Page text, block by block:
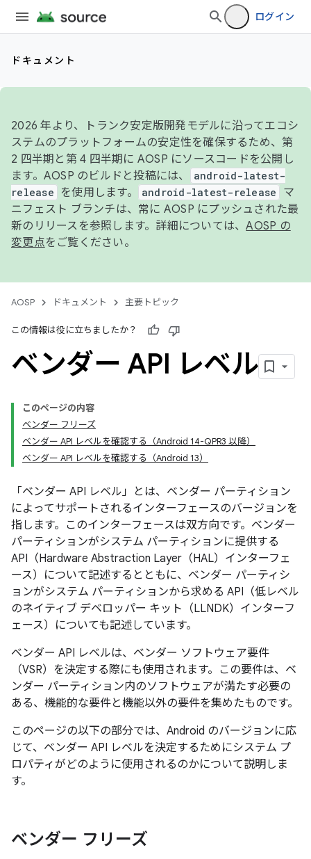
ログイン
ドキュメント
2026 年より、トランク安定版開発モデルに沿ってエコシ
ステムのプラットフォームの安定性を確保するため、第
2 四半期と第 4 四半期に AOSP にソースコードを公開し
ます。AOSP のビルドと投稿には、
android-latest-
release
を使用します。 android-latest-release
マ
ニフェスト ブランチは、常に AOSP にプッシュされた最
新のリリースを参照します。詳細については、AOSP の
変更点をご覧ください。
AOSP ドキュメント 主要トピック
この情報は役に立ちましたか？
ベンダー API レベル
このページの内容
ベンダー フリーズ
ベンダー API レベルを確認する（Android 14-QPR3 以降）
ベンダー API レベルを確認する（Android 13）
「ベンダー API レベル」とは、ベンダー パーティション
によってサポートされるインターフェースのバージョンを
指します。
このインターフェースは双方向です。ベンダー
パーティションがシステム パーティションに提供する
API（Hardware Abstraction Layer（HAL）インターフェ
ース）について記述するとともに、ベンダー パーティシ
ョンがシステム パーティションから求める API（低レベル
のネイティブ デベロッパー キット（LLNDK）インターフ
ェース）についても記述しています。
ベンダー API レベルは、ベンダー ソフトウェア要件
（VSR）を決定する際にも使用されます。この要件は、ベ
ンダー パーティション内のソフトウェアが満たす必要の
ある、機能的な要件と機能以外の要件を集めたものです。
このページの以下の部分では、Android のバージョンに応
じて、ベンダー API レベルを決定するためにシステム プ
ロパティがどのように使用されるのかについて説明しま
す。
ベンダー フリーズ